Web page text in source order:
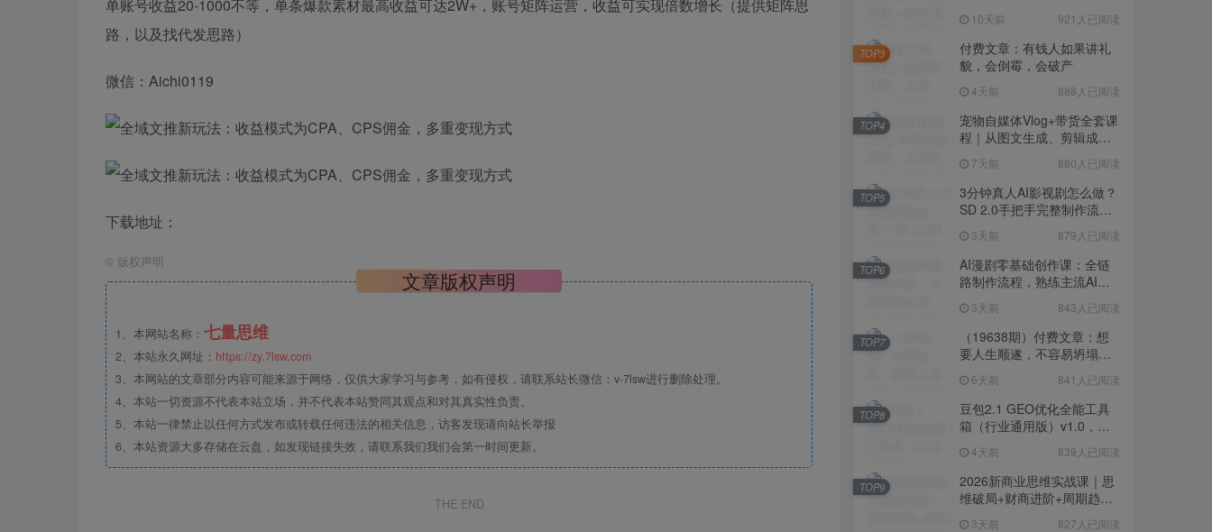
单账号收益20-1000不等，单条爆款素材最高收益可达2W+，账号矩阵运营，收益可实现倍数增长（提供矩阵思
路，以及找代发思路）
微信：Aichi0119
下载地址：
© 版权声明
文章版权声明
1、本网站名称： 七量思维
2、本站永久网址： https://zy.7lsw.com
3、本网站的文章部分内容可能来源于网络，仅供大家学习与参考，如有侵权，请联系站长微信：v-7lsw进行删除处理。
4、本站一切资源不代表本站立场，并不代表本站赞同其观点和对其真实性负责。
5、本站一律禁止以任何方式发布或转载任何违法的相关信息，访客发现请向站长举报
6、本站资源大多存储在云盘，如发现链接失效，请联系我们我们会第一时间更新。
THE END
域转化批量成交积累客户案
例
10天前 921人已阅读
付费文章：有钱人如果讲礼
貌，会倒霉，会破产
4天前 888人已阅读
TOP3
宠物自媒体Vlog+带货全套课
程｜从图文生成、剪辑成片
7天前 880人已阅读
TOP4
3分钟真人AI影视剧怎么做？
SD 2.0手把手完整制作流程
无限生成
3天前 879人已阅读
TOP5
AI漫剧零基础创作课：全链
路制作流程，熟练主流AI工
3天前 843人已阅读
TOP6
（19638期）付费文章：想
要人生顺遂，不容易坍塌，
6天前 841人已阅读
TOP7
豆包2.1 GEO优化全能工具
箱（行业通用版）v1.0，会
景4天前 839人已阅读
TOP8
2026新商业思维实战课｜思
维破局+财商进阶+周期趋势
3天前 827人已阅读
TOP9